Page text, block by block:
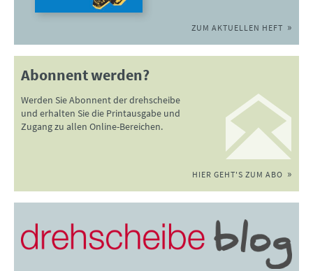
ZUM AKTUELLEN HEFT
Abonnent werden?
Werden Sie Abonnent der drehscheibe
und erhalten Sie die Printausgabe und
Zugang zu allen Online-Bereichen.
HIER GEHT'S ZUM ABO